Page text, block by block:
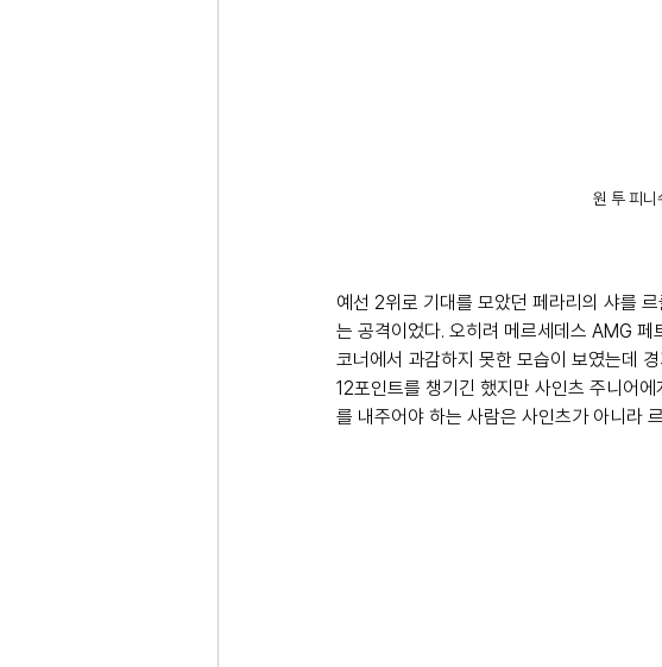
원 투 피니
예선 2위로 기대를 모았던 페라리의 샤를
는 공격이었다. 오히려 메르세데스 AMG
코너에서 과감하지 못한 모습이 보였는데
12포인트를 챙기긴 했지만 사인츠 주니어
를 내주어야 하는 사람은 사인츠가 아니라